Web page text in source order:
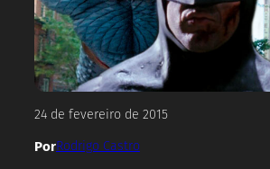
24 de fevereiro de 2015
PorRodrigo Castro